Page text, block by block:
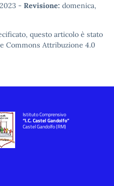
- Revisione: domenica,
questo articolo è stato
Commons Attribuzione 4.0
Istituto Comprensivo
“I.C. Castel Gandolfo”
Castel Gandolfo (RM)